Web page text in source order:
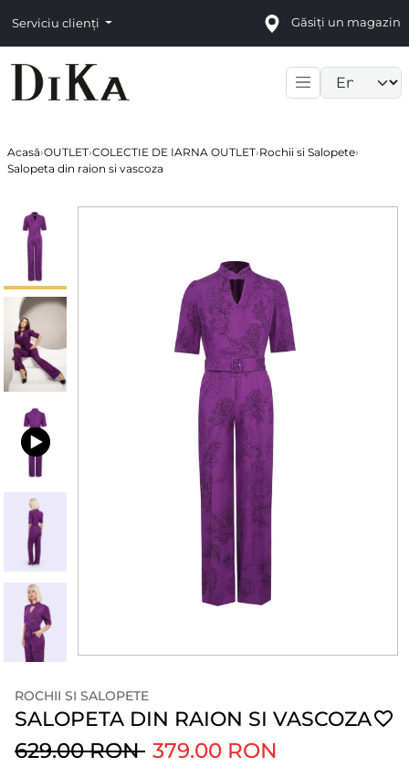
Serviciu clienți Găsiți un magazin
Acasă›OUTLET›COLECTIE DE IARNA OUTLET›Rochii si Salopete›
Salopeta din raion si vascoza
ROCHII SI SALOPETE
SALOPETA DIN RAION SI VASCOZA
629.00 RON 379.00 RON